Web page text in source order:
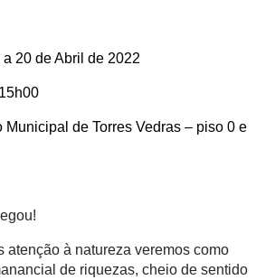
a 20 de Abril de 2022
Municipal de Torres Vedras – piso 0 e
atenção à natureza veremos como
de riquezas, cheio de sentido